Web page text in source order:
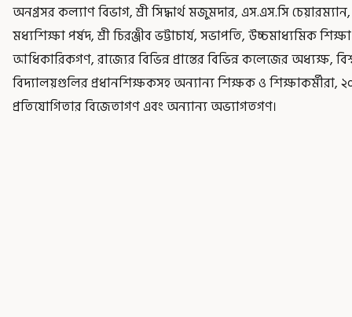
অনগ্রসর কল্যাণ বিভাগ, শ্ৰী সিদ্ধার্থ মজুমদার, এস.এস.সি
মধ্যশিক্ষা পর্ষদ, শ্রী চিরঞ্জীব ভট্টাচার্য, সভাপতি, উচ্চমাধ্যমিক
আধিকারিকগণ, রাজ্যের বিভিন্ন প্রান্তের বিভিন্ন কলেজের
বিদ্যালয়গুলির প্রধানশিক্ষকসহ অন্যান্য শিক্ষক ও শিক্ষাকর্মীরা,
প্রতিযোগিতার বিজেতাগণ এবং অন্যান্য অভ্যাগতগণ।